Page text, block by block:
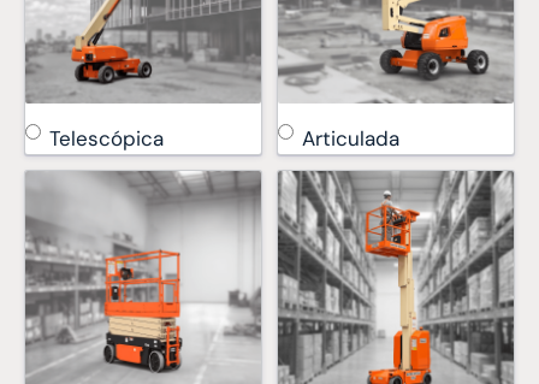
Telescópica Articulada